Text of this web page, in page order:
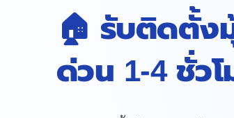
🏠 รับติดตั้ง
ด่วน 1-4 ชั่ว